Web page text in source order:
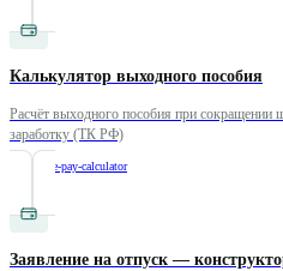
Калькулятор выходного пособия
Расчёт выходного пособия при сокращении
заработку (ТК РФ)
severance-pay-calculator
Заявление на отпуск —